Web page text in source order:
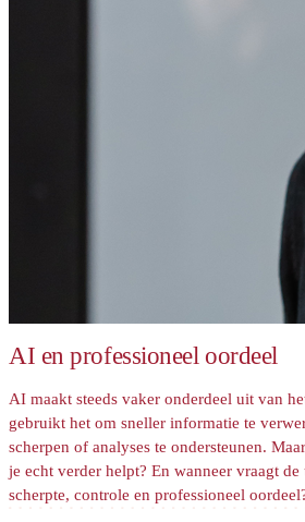
AI en professioneel oordeel
AI maakt steeds vaker onderdeel uit van
gebruikt het om sneller informatie te
scherpen of analyses te ondersteunen.
je echt verder helpt? En wanneer vraagt
scherpte, controle en professioneel